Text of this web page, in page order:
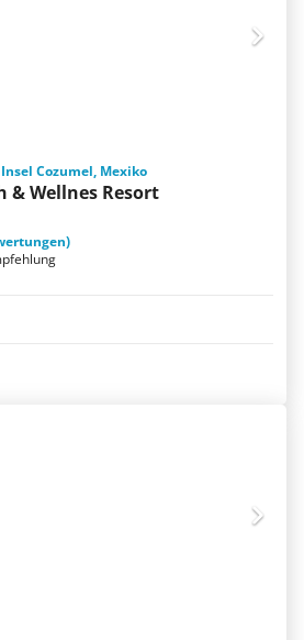
Cozumel, Mexiko
& Wellnes Resort